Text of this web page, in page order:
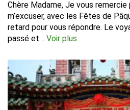
Chère Madame, Je vous
m’excuser, avec les Fêtes de
retard pour vous répondre. Le
passé et… Voir plus